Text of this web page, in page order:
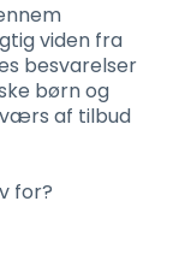
viden fra
besvarelser
børn og
af tilbud
for?